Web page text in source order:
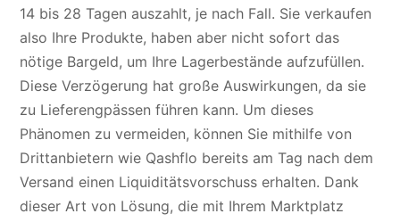
14 bis 28 Tagen auszahlt, je nach Fall. Sie verkaufen
also Ihre Produkte, haben aber nicht sofort das
nötige Bargeld, um Ihre Lagerbestände aufzufüllen.
Diese Verzögerung hat große Auswirkungen, da sie
zu Lieferengpässen führen kann. Um dieses
Phänomen zu vermeiden, können Sie mithilfe von
Drittanbietern wie Qashflo bereits am Tag nach dem
Versand einen Liquiditätsvorschuss erhalten. Dank
dieser Art von Lösung, die mit Ihrem Marktplatz